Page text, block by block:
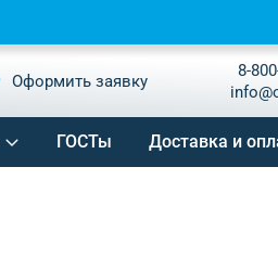
Оформить заявку
8-
ГОСТы Доставка и